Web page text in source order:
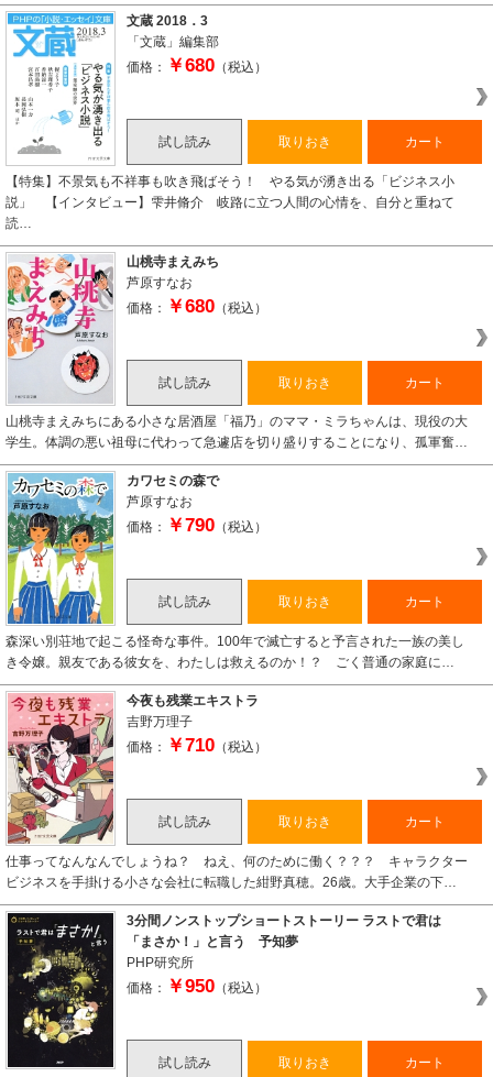
文蔵 2018．3
「文蔵」編集部
価格：
￥680 （税込）
試し読み 取りおき カート
【特集】不景気も不祥事も吹き飛ばそう！ やる気が湧き出る「ビジネス小
説」 【インタビュー】雫井脩介 岐路に立つ人間の心情を、自分と重ねて
読…
山桃寺まえみち
芦原すなお
価格：
￥680 （税込）
試し読み 取りおき カート
山桃寺まえみちにある小さな居酒屋「福乃」のママ・ミラちゃんは、現役の大
学生。体調の悪い祖母に代わって急遽店を切り盛りすることになり、孤軍奮…
カワセミの森で
芦原すなお
価格：
￥790 （税込）
試し読み 取りおき カート
森深い別荘地で起こる怪奇な事件。100年で滅亡すると予言された一族の美し
き令嬢。親友である彼女を、わたしは救えるのか！？ ごく普通の家庭に…
今夜も残業エキストラ
吉野万理子
価格：
￥710 （税込）
試し読み 取りおき カート
仕事ってなんなんでしょうね？ ねえ、何のために働く？？？ キャラクター
ビジネスを手掛ける小さな会社に転職した紺野真穂。26歳。大手企業の下…
3分間ノンストップショートストーリー ラストで君は
「まさか！」と言う 予知夢
PHP研究所
価格：
￥950 （税込）
試し読み 取りおき カート